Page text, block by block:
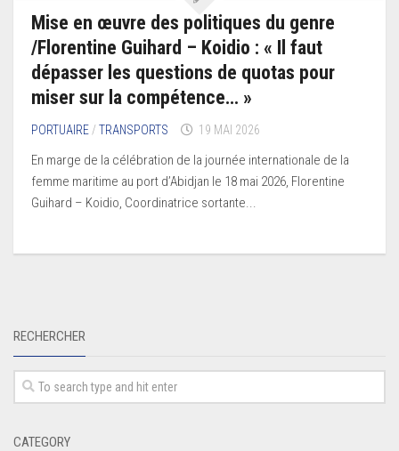
Mise en œuvre des politiques du genre
/Florentine Guihard – Koidio : « Il faut
dépasser les questions de quotas pour
miser sur la compétence… »
PORTUAIRE /TRANSPORTS 19 MAI 2026
En marge de la célébration de la journée internationale de la
femme maritime au port d’Abidjan le 18 mai 2026, Florentine
Guihard – Koidio, Coordinatrice sortante...
RECHERCHER
CATEGORY